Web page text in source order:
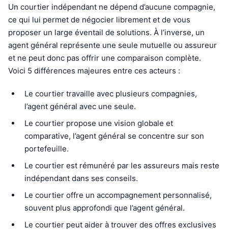
Un courtier indépendant ne dépend d’aucune compagnie,
ce qui lui permet de négocier librement et de vous
proposer un large éventail de solutions. À l’inverse, un
agent général représente une seule mutuelle ou assureur
et ne peut donc pas offrir une comparaison complète.
Voici 5 différences majeures entre ces acteurs :
Le courtier travaille avec plusieurs compagnies,
l’agent général avec une seule.
Le courtier propose une vision globale et
comparative, l’agent général se concentre sur son
portefeuille.
Le courtier est rémunéré par les assureurs mais reste
indépendant dans ses conseils.
Le courtier offre un accompagnement personnalisé,
souvent plus approfondi que l’agent général.
Le courtier peut aider à trouver des offres exclusives